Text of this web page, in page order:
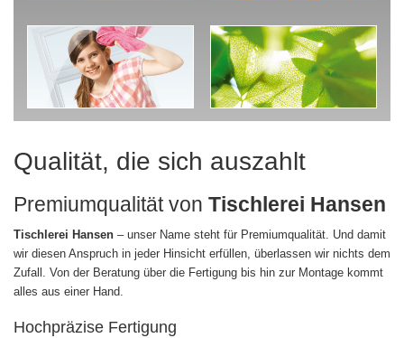
Qualität, die sich auszahlt
Premiumqualität von Tischlerei Hansen
Tischlerei Hansen – unser Name steht für Premiumqualität. Und damit
wir diesen Anspruch in jeder Hinsicht erfüllen, überlassen wir nichts dem
Zufall. Von der Beratung über die Fertigung bis hin zur Montage kommt
alles aus einer Hand.
Hochpräzise Fertigung